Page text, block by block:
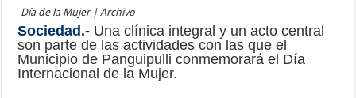
Día de la Mujer | Archivo
Sociedad.- Una clínica integral y un acto central
son parte de las actividades con las que el
Municipio de Panguipulli conmemorará el Día
Internacional de la Mujer.